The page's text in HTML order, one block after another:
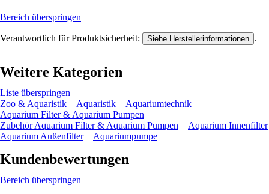
Bereich überspringen
Verantwortlich für Produktsicherheit: Siehe Herstellerinformationen .
Weitere Kategorien
Liste überspringen
Zoo & Aquaristik
Aquaristik
Aquariumtechnik
Aquarium Filter & Aquarium Pumpen
Zubehör Aquarium Filter & Aquarium Pumpen
Aquarium Innenfilter
Aquarium Außenfilter
Aquariumpumpe
Kundenbewertungen
Bereich überspringen